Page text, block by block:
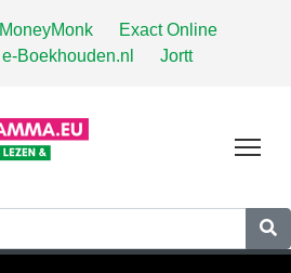
MoneyMonk
Exact Online
e-Boekhouden.nl Jortt